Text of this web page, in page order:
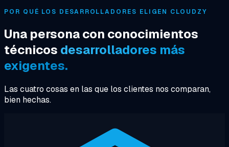
POR QUÉ LOS DESARROLLADORES ELIGEN CLOUDZY
Una persona con conocimientos
técnicos desarrolladores más
exigentes.
Las cuatro cosas en las que los clientes nos comparan,
bien hechas.